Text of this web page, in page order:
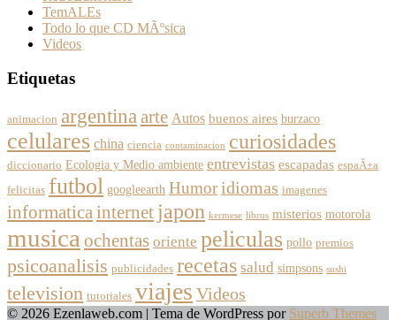
TemALEs
Todo lo que CD MÃºsica
Videos
Etiquetas
animacion argentina arte Autos buenos aires burzaco
celulares china ciencia contaminacion curiosidades
diccionario Ecologia y Medio ambiente entrevistas escapadas espaÃ±a
felicitas futbol googleearth Humor idiomas imagenes
informatica internet japon kermese libros misterios motorola
musica ochentas oriente peliculas pollo premios
psicoanalisis publicidades recetas salud simpsons sushi
television tutoriales viajes Videos
© 2026 Ezenlaweb.com | Tema de WordPress por Superb Themes